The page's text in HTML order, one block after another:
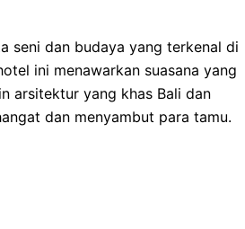
seni dan budaya yang terkenal di
ini menawarkan suasana yang
arsitektur yang khas Bali dan
dan menyambut para tamu.